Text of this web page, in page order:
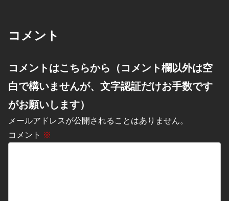
コメント
コメントはこちらから（コメント欄以外は空
白で構いませんが、文字認証だけお手数です
がお願いします）
メールアドレスが公開されることはありません。
コメント ※